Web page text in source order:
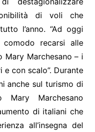
di voli che
l’anno. “Ad oggi
recarsi alle
Mary Marchesano – i
con scalo”. Durante
anche sul turismo di
Mary Marchesano
di italiani che
all’insegna del